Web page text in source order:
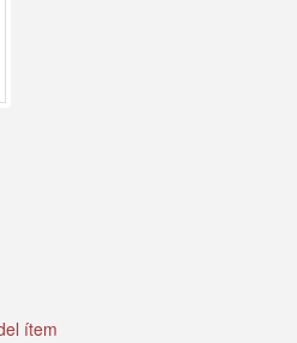
ítem